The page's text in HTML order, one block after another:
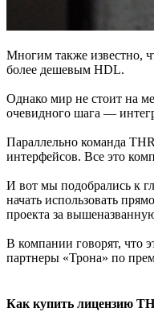
Многим также известно,
более дешевым HDL.
Однако мир не стоит на
очевидного шага —
Параллельно команда
интерфейсов. Все это
И вот мы подобрались к
начать использовать
проекта за
В компании говорят, что
партнеры «Трона» по
Как купить лицензию